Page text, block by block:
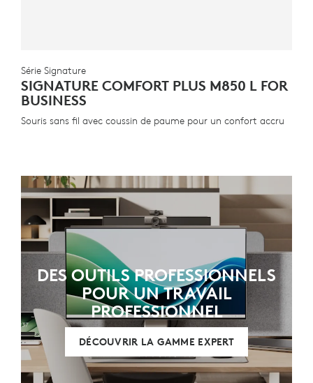
Série Signature
SIGNATURE COMFORT PLUS M850 L FOR
BUSINESS
Souris sans fil avec coussin de paume pour un confort accru
DES OUTILS PROFESSIONNELS
POUR UN TRAVAIL
PROFESSIONNEL
DÉCOUVRIR LA GAMME EXPERT